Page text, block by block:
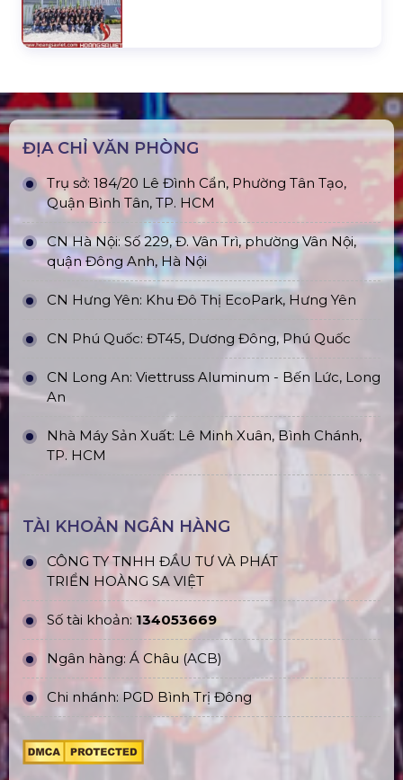
ĐỊA CHỈ VĂN PHÒNG
Trụ sở: 184/20 Lê Đình Cẩn, Phường Tân Tạo,
Quận Bình Tân, TP. HCM
CN Hà Nội: Số 229, Đ. Vân Trì, phường Vân Nội,
quận Đông Anh, Hà Nội
CN Hưng Yên: Khu Đô Thị EcoPark, Hưng Yên
CN Phú Quốc: ĐT45, Dương Đông, Phú Quốc
CN Long An: Viettruss Aluminum - Bến Lức, Long
An
Nhà Máy Sản Xuất: Lê Minh Xuân, Bình Chánh,
TP. HCM
TÀI KHOẢN NGÂN HÀNG
CÔNG TY TNHH ĐẦU TƯ VÀ PHÁT
TRIỂN HOÀNG SA VIỆT
Số tài khoản: 134053669
Ngân hàng: Á Châu (ACB)
Chi nhánh: PGD Bình Trị Đông